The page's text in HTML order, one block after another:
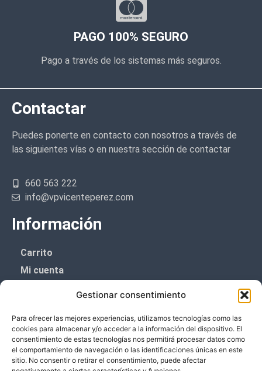
Gestionar consentimiento
Para ofrecer las mejores experiencias, utilizamos tecnologías como las
cookies para almacenar y/o acceder a la información del dispositivo. El
consentimiento de estas tecnologías nos permitirá procesar datos como
el comportamiento de navegación o las identificaciones únicas en este
sitio. No consentir o retirar el consentimiento, puede afectar
PAGO 100% SEGURO
Pago a través de los sistemas más seguros.
Contactar
Puedes ponerte en contacto con nosotros a través de
las siguientes vías o en nuestra sección de contactar
660 563 222
info@vpvicenteperez.com
Información
Carrito
Mi cuenta
Política de cookies (UE)
Boletín de noticias